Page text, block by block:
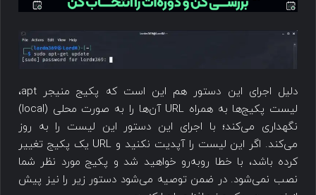
دلیل اجرای این دستور هم این است که پکیج منیجر apt،
لیست پکیج‌ها به همراه URL آن‌ها را به صورت محلی (local)
نگهداری می‌کند؛ با اجرای این دستور این لیست را به روز
می‌کند. اگر این لیست را آپدیت نکنید و URL یک پکیج تغییر
کرده باشد، با خطا روبه‌رو خواهید شد و پکیج مورد نظر شما
نصب نمی‌شود. در ضمن توصیه می‌شود دستور زیر را نیز پیش